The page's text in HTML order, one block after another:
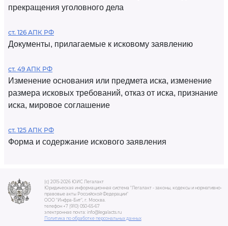
прекращения уголовного дела
ст. 126 АПК РФ
Документы, прилагаемые к исковому заявлению
ст. 49 АПК РФ
Изменение основания или предмета иска, изменение
размера исковых требований, отказ от иска, признание
иска, мировое соглашение
ст. 125 АПК РФ
Форма и содержание искового заявления
(c) 2015-2026 ЮИС Легалакт
Юридическая информационная система "Легалакт - законы, кодексы и нормативно-
правовые акты Российской Федерации"
ООО "Инфра-Бит", г. Москва.
телефон +7 (910) 050-65-67
электронная почта: info@legalacts.ru
Политика по обработке персональных данных